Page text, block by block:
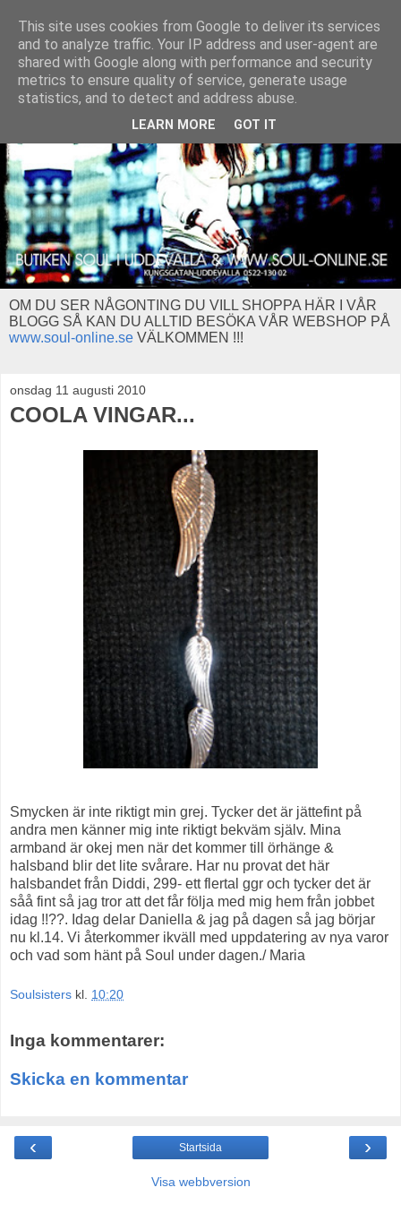
OM DU SER NÅGONTING DU VILL SHOPPA HÄR I VÅR
BLOGG SÅ KAN DU ALLTID BESÖKA VÅR WEBSHOP PÅ
www.soul-online.se VÄLKOMMEN !!!
onsdag 11 augusti 2010
COOLA VINGAR...
Smycken är inte riktigt min grej. Tycker det är jättefint på
andra men känner mig inte riktigt bekväm själv. Mina
armband är okej men när det kommer till örhänge &
halsband blir det lite svårare. Har nu provat det här
halsbandet från Diddi, 299- ett flertal ggr och tycker det är
såå fint så jag tror att det får följa med mig hem från jobbet
idag !!??. Idag delar Daniella & jag på dagen så jag börjar
nu kl.14. Vi återkommer ikväll med uppdatering av nya varor
och vad som hänt på Soul under dagen./ Maria
Soulsisters kl. 10:20
Inga kommentarer:
Skicka en kommentar
‹ ›
Startsida
Visa webbversion
This site uses cookies from Google to deliver its services
and to analyze traffic. Your IP address and user-agent are
shared with Google along with performance and security
metrics to ensure quality of service, generate usage
statistics, and to detect and address abuse.
LEARN MORE GOT IT